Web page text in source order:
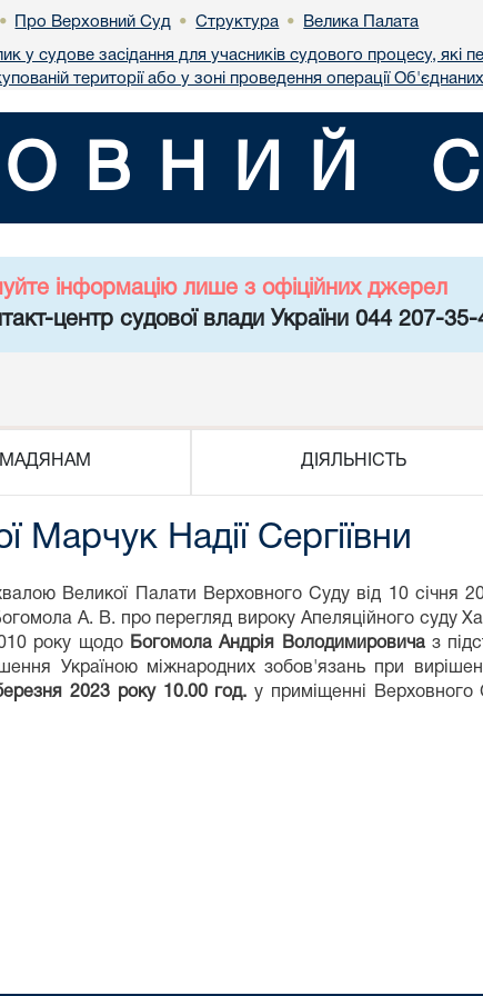
• Про Верховний Суд • Структура • Велика Палата
у судове засідання для учасників судового процесу, які
території або у зоні проведення операції
інформацію лише з офіційних джерел
центр судової влади України 044 207-35-
ДІЯЛЬНІСТЬ
Марчук Надії Сергіївни
Великої Палати Верховного Суду від 10 січня
А. В. про перегляд вироку Апеляційного суду
року щодоБогомола Андрія Володимировича з
Україною міжнародних зобов'язань при
2023 року 10.00 год. у приміщенні